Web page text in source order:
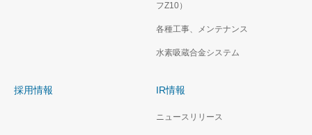
フZ10）
各種工事、メンテナンス
水素吸蔵合金システム
採用情報 IR情報
ニュースリリース